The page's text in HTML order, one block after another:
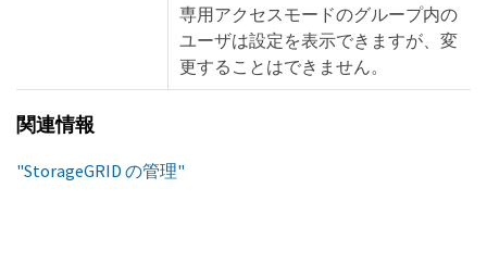
専用アクセスモードのグループ内の
ユーザは設定を表示できますが、変
更することはできません。
関連情報
"StorageGRID の管理"